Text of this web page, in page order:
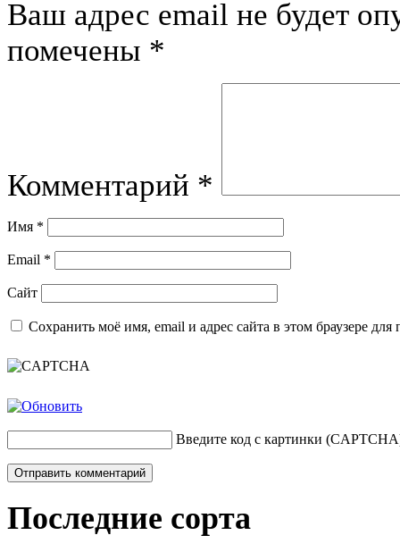
Ваш адрес email не будет
помечены *
Комментарий *
Имя *
Email *
Сайт
Сохранить моё имя, email и адрес сайта в этом браузере
Введите код с картинки
Последние сорта